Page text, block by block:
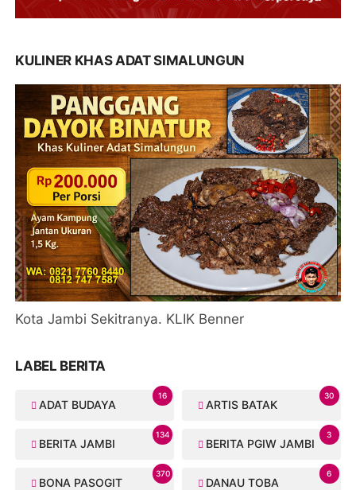
KULINER KHAS ADAT SIMALUNGUN
Kota Jambi Sekitranya. KLIK Benner
LABEL BERITA
ADAT BUDAYA
16
ARTIS BATAK
30
BERITA JAMBI
134
BERITA PGIW JAMBI
3
BONA PASOGIT
370
DANAU TOBA
6